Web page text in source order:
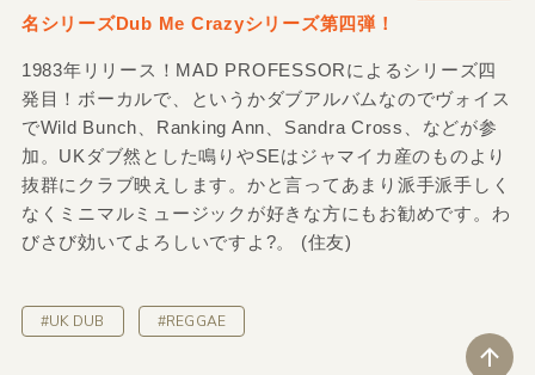
名シリーズDub Me Crazyシリーズ第四弾！
1983年リリース！MAD PROFESSORによるシリーズ四
発目！ボーカルで、というかダブアルバムなのでヴォイス
でWild Bunch、Ranking Ann、Sandra Cross、などが参
加。UKダブ然とした鳴りやSEはジャマイカ産のものより
抜群にクラブ映えします。かと言ってあまり派手派手しく
なくミニマルミュージックが好きな方にもお勧めです。わ
びさび効いてよろしいですよ?。 (住友)
#UK DUB #REGGAE